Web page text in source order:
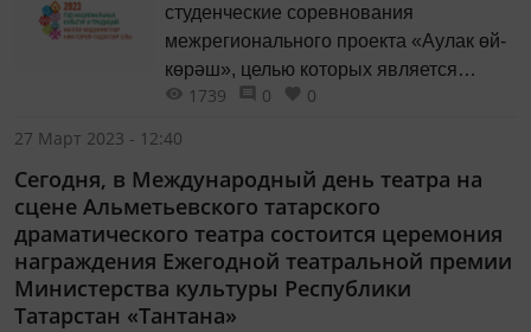
студенческие соревнования
межрегионального проекта «Аулак өй-
көрәш», целью которых является
возрождение традиций и изучение
1739 0
0
27 Март 2023 - 12:40
Сегодня, в Международный день театра на
сцене Альметьевского татарского
драматического театра состоится церемония
награждения Ежегодной театральной премии
Министерства культуры Республики
Татарстан «Тантана»